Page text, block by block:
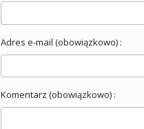
Adres e-mail (obowiązkowo) :
Komentarz (obowiązkowo) :